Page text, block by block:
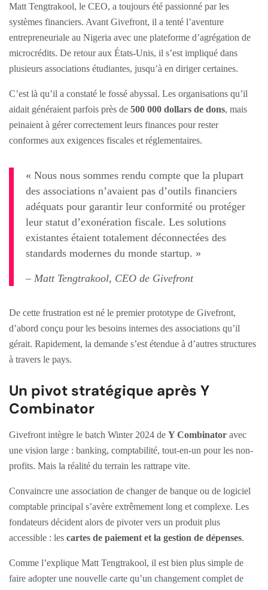
Matt Tengtrakool, le CEO, a toujours été passionné par les
systèmes financiers. Avant Givefront, il a tenté l’aventure
entrepreneuriale au Nigeria avec une plateforme d’agrégation de
microcrédits. De retour aux États-Unis, il s’est impliqué dans
plusieurs associations étudiantes, jusqu’à en diriger certaines.
C’est là qu’il a constaté le fossé abyssal. Les organisations qu’il
aidait généraient parfois près de 500 000 dollars de dons, mais
peinaient à gérer correctement leurs finances pour rester
conformes aux exigences fiscales et réglementaires.
« Nous nous sommes rendu compte que la plupart
des associations n’avaient pas d’outils financiers
adéquats pour garantir leur conformité ou protéger
leur statut d’exonération fiscale. Les solutions
existantes étaient totalement déconnectées des
standards modernes du monde startup. »
– Matt Tengtrakool, CEO de Givefront
De cette frustration est né le premier prototype de Givefront,
d’abord conçu pour les besoins internes des associations qu’il
gérait. Rapidement, la demande s’est étendue à d’autres structures
à travers le pays.
Un pivot stratégique après Y
Combinator
Givefront intègre le batch Winter 2024 de Y Combinator avec
une vision large : banking, comptabilité, tout-en-un pour les non-
profits. Mais la réalité du terrain les rattrape vite.
Convaincre une association de changer de banque ou de logiciel
comptable principal s’avère extrêmement long et complexe. Les
fondateurs décident alors de pivoter vers un produit plus
accessible : les cartes de paiement et la gestion de dépenses.
Comme l’explique Matt Tengtrakool, il est bien plus simple de
faire adopter une nouvelle carte qu’un changement complet de